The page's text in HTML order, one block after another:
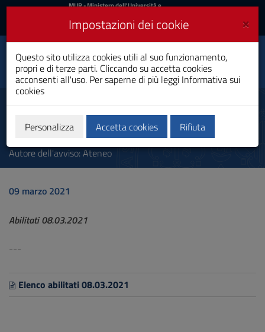
Vai
al
navigazione
del
sito
al
MIUR
Accedi
MUR- Ministero dell'Università e
Accedi UniCA News
Toggle
navigation
Università degli
Studi di Cagliari
Elenco abilitati alla professione
di medico chirurgo 08.03.2021
Autore dell'avviso: Ateneo
09 marzo 2021
Abilitati 08.03.2021
---
Elenco abilitati 08.03.2021
×
Impostazioni dei cookie
Questo sito utilizza cookies utili al suo funzionamento,
propri e di terze parti. Cliccando su accetta cookies
acconsenti all'uso. Per saperne di più leggi Informativa sui
cookies
Personalizza Accetta cookies Rifiuta